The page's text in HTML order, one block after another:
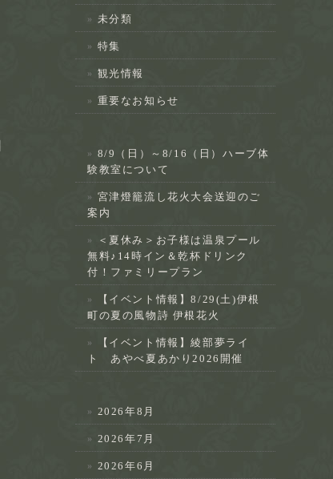
未分類
特集
観光情報
重要なお知らせ
8/9（日）～8/16（日）ハーブ体
験教室について
宮津燈籠流し花火大会送迎のご
案内
＜夏休み＞お子様は温泉プール
無料♪14時イン＆乾杯ドリンク
付！ファミリープラン
【イベント情報】8/29(土)伊根
町の夏の風物詩 伊根花火
【イベント情報】綾部夢ライ
ト あやべ夏あかり2026開催
2026年8月
2026年7月
2026年6月